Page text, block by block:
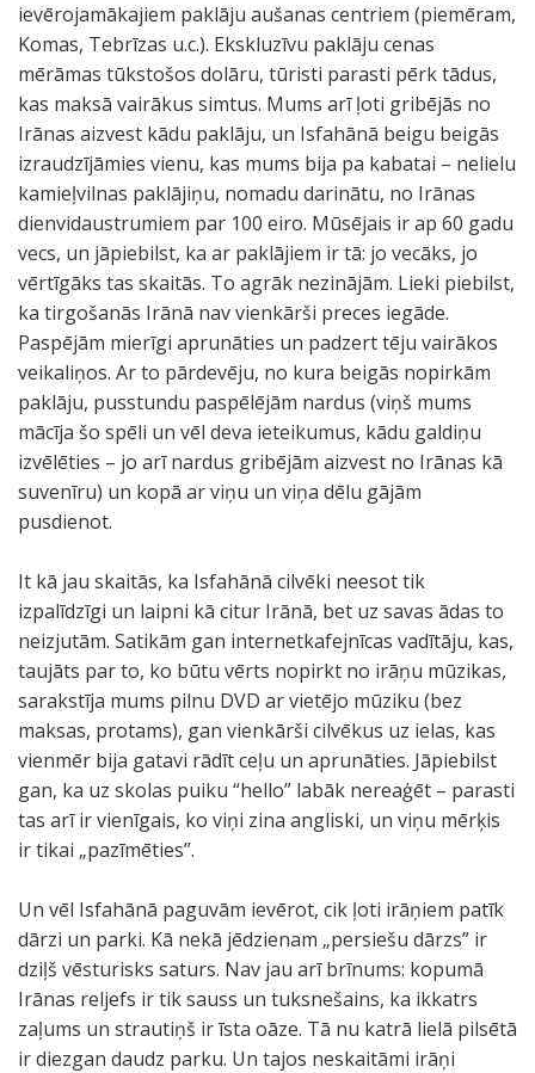
ievērojamākajiem paklāju aušanas centriem (piemēram,
Komas, Tebrīzas u.c.). Ekskluzīvu paklāju cenas
mērāmas tūkstošos dolāru, tūristi parasti pērk tādus,
kas maksā vairākus simtus. Mums arī ļoti gribējās no
Irānas aizvest kādu paklāju, un Isfahānā beigu beigās
izraudzījāmies vienu, kas mums bija pa kabatai – nelielu
kamieļvilnas paklājiņu, nomadu darinātu, no Irānas
dienvidaustrumiem par 100 eiro. Mūsējais ir ap 60 gadu
vecs, un jāpiebilst, ka ar paklājiem ir tā: jo vecāks, jo
vērtīgāks tas skaitās. To agrāk nezinājām. Lieki piebilst,
ka tirgošanās Irānā nav vienkārši preces iegāde.
Paspējām mierīgi aprunāties un padzert tēju vairākos
veikaliņos. Ar to pārdevēju, no kura beigās nopirkām
paklāju, pusstundu paspēlējām nardus (viņš mums
mācīja šo spēli un vēl deva ieteikumus, kādu galdiņu
izvēlēties – jo arī nardus gribējām aizvest no Irānas kā
suvenīru) un kopā ar viņu un viņa dēlu gājām
pusdienot.
It kā jau skaitās, ka Isfahānā cilvēki neesot tik
izpalīdzīgi un laipni kā citur Irānā, bet uz savas ādas to
neizjutām. Satikām gan internetkafejnīcas vadītāju, kas,
taujāts par to, ko būtu vērts nopirkt no irāņu mūzikas,
sarakstīja mums pilnu DVD ar vietējo mūziku (bez
maksas, protams), gan vienkārši cilvēkus uz ielas, kas
vienmēr bija gatavi rādīt ceļu un aprunāties. Jāpiebilst
gan, ka uz skolas puiku “hello” labāk nereaģēt – parasti
tas arī ir vienīgais, ko viņi zina angliski, un viņu mērķis
ir tikai „pazīmēties”.
Un vēl Isfahānā paguvām ievērot, cik ļoti irāņiem patīk
dārzi un parki. Kā nekā jēdzienam „persiešu dārzs” ir
dziļš vēsturisks saturs. Nav jau arī brīnums: kopumā
Irānas reljefs ir tik sauss un tuksnešains, ka ikkatrs
zaļums un strautiņš ir īsta oāze. Tā nu katrā lielā pilsētā
ir diezgan daudz parku. Un tajos neskaitāmi irāņi